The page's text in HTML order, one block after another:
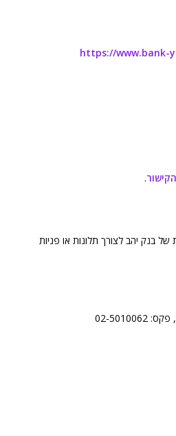
https://www.bank-
.
בנק יהב לצורך תלונות או פניות